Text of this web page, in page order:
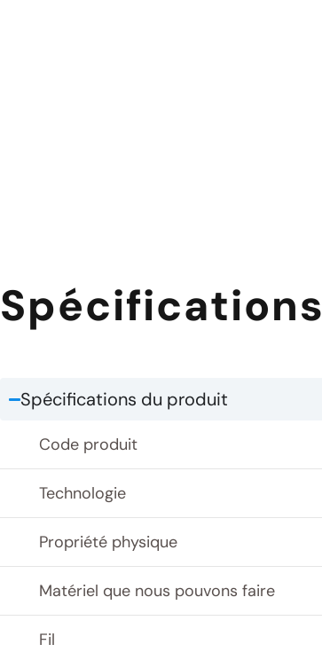
Spécifications
Spécifications du produit
Code produit
Technologie
Propriété physique
Matériel que nous pouvons faire
Fil